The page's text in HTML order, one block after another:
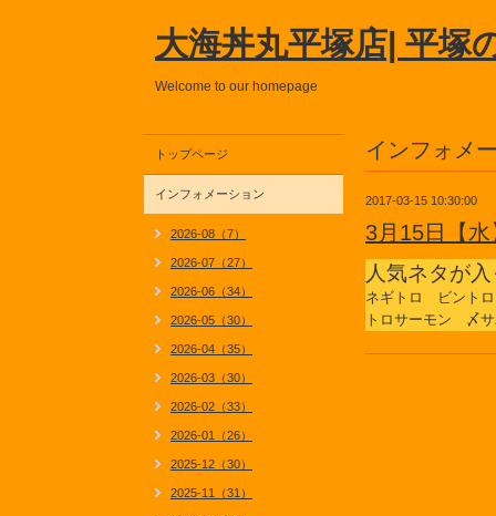
大海丼丸平塚店| 平塚
Welcome to our homepage
インフォメ
2017-03-15 10:30:00
3月15日【
人気ネタが
ネギトロ ビント
トロサーモン 〆
トップページ
インフォメーション
2026-08（7）
2026-07（27）
2026-06（34）
2026-05（30）
2026-04（35）
2026-03（30）
2026-02（33）
2026-01（26）
2025-12（30）
2025-11（31）